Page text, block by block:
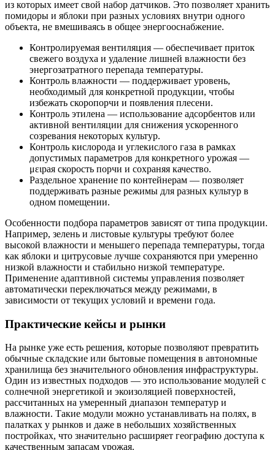
из которых имеет свой набор датчиков. Это позволяет хранить
помидоры и яблоки при разных условиях внутри одного
объекта, не вмешиваясь в общее энергооснабжение.
Контролируемая вентиляция — обеспечивает приток
свежего воздуха и удаление лишней влажности без
энергозатратного перепада температуры.
Контроль влажности — поддерживает уровень,
необходимый для конкретной продукции, чтобы
избежать скоропорчи и появления плесени.
Контроль этилена — использование адсорбентов или
активной вентиляции для снижения ускоренного
созревания некоторых культур.
Контроль кислорода и углекислого газа в рамках
допустимых параметров для конкретного урожая —
μειрая скорость порчи и сохраняя качество.
Раздельное хранение по контейнерам — позволяет
поддерживать разные режимы для разных культур в
одном помещении.
Особенности подбора параметров зависят от типа продукции.
Например, зелень и листовые культуры требуют более
высокой влажности и меньшего перепада температуры, тогда
как яблоки и цитрусовые лучше сохраняются при умеренно
низкой влажности и стабильно низкой температуре.
Применение адаптивной системы управления позволяет
автоматически переключаться между режимами, в
зависимости от текущих условий и времени года.
Практические кейсы и рынки
На рынке уже есть решения, которые позволяют превратить
обычные складские или бытовые помещения в автономные
хранилища без значительного обновления инфраструктуры.
Один из известных подходов — это использование модулей с
солнечной энергетикой и экоизоляцией поверхностей,
рассчитанных на умеренный диапазон температур и
влажности. Такие модули можно устанавливать на полях, в
палатках у рынков и даже в небольших хозяйственных
постройках, что значительно расширяет географию доступа к
качественным запасам урожая.